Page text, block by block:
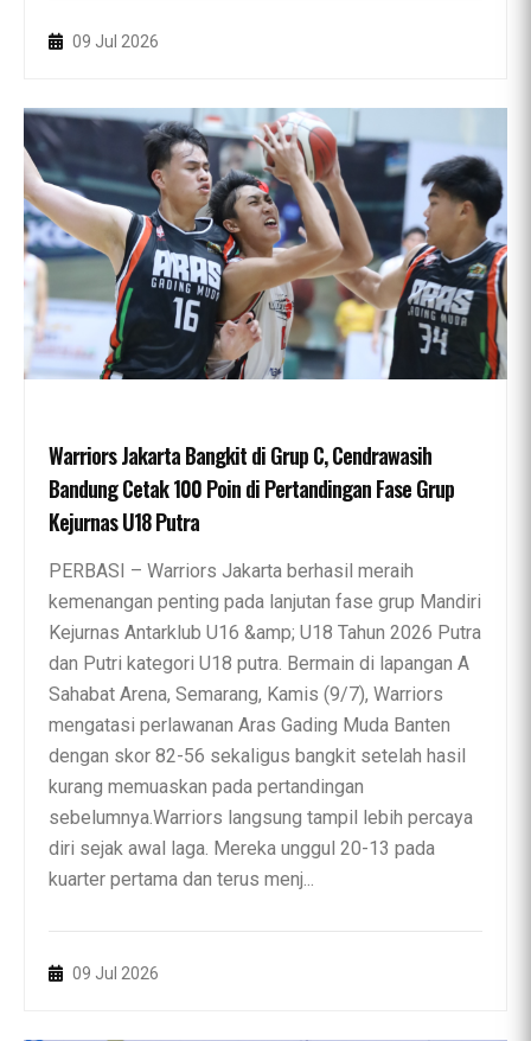
09 Jul 2026
Warriors Jakarta Bangkit di Grup C, Cendrawasih
Bandung Cetak 100 Poin di Pertandingan Fase Grup
Kejurnas U18 Putra
PERBASI – Warriors Jakarta berhasil meraih
kemenangan penting pada lanjutan fase grup Mandiri
Kejurnas Antarklub U16 &amp; U18 Tahun 2026 Putra
dan Putri kategori U18 putra. Bermain di lapangan A
Sahabat Arena, Semarang, Kamis (9/7), Warriors
mengatasi perlawanan Aras Gading Muda Banten
dengan skor 82-56 sekaligus bangkit setelah hasil
kurang memuaskan pada pertandingan
sebelumnya.Warriors langsung tampil lebih percaya
diri sejak awal laga. Mereka unggul 20-13 pada
kuarter pertama dan terus menj...
09 Jul 2026